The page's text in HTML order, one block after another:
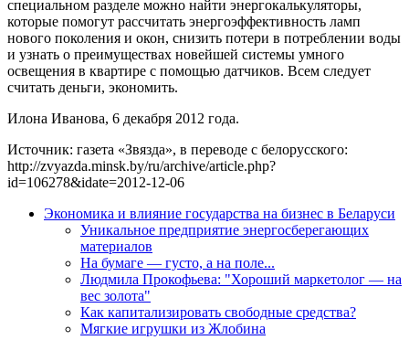
специальном разделе можно найти энергокалькуляторы,
которые помогут рассчитать энергоэффективность ламп
нового поколения и окон, снизить потери в потреблении воды
и узнать о преимуществах новейшей системы умного
освещения в квартире с помощью датчиков. Всем следует
считать деньги, экономить.
Илона Иванова, 6 декабря 2012 года.
Источник: газета «Звязда», в переводе с белорусского:
http://zvyazda.minsk.by/ru/archive/article.php?
id=106278&idate=2012-12-06
Экономика и влияние государства на бизнес в Беларуси
Уникальное предприятие энергосберегающих
материалов
На бумаге — густо, а на поле...
Людмила Прокофьева: "Хороший маркетолог — на
вес золота"
Как капитализировать свободные средства?
Мягкие игрушки из Жлобина